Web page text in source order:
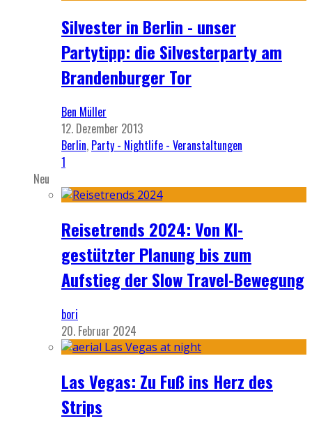
Silvester in Berlin - unser
Partytipp: die Silvesterparty am
Brandenburger Tor
Ben Müller
12. Dezember 2013
Berlin, Party - Nightlife - Veranstaltungen
1
Neu
Reisetrends 2024: Von KI-
gestützter Planung bis zum
Aufstieg der Slow Travel-Bewegung
bori
20. Februar 2024
Las Vegas: Zu Fuß ins Herz des
Strips